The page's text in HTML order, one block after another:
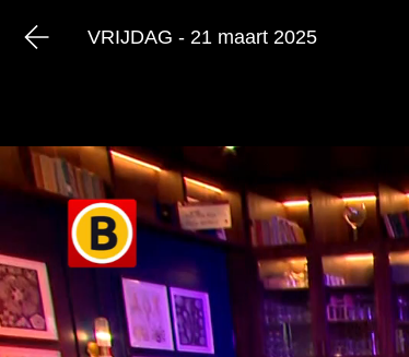
VRIJDAG - 21 maart 2025